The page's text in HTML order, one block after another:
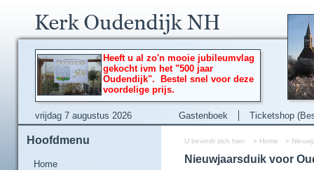
vrijdag 7 augustus 2026 Gastenboek Ticketshop
Heeft u al zo'n mooie jubileumvlag
gekocht ivm het "500 jaar
Oudendijk". Bestel snel voor deze
voordelige prijs.
Hoofdmenu
Home
U bevindt zich hier: » Home »
Nieuwjaarsduik voor